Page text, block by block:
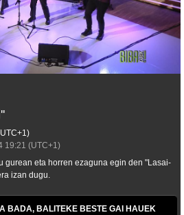
19:21 (UTC+1)
gurean eta horren ezaguna egin den "Lasai-
izan dugu.
BADA, BALITEKE BESTE GAI HAUEK